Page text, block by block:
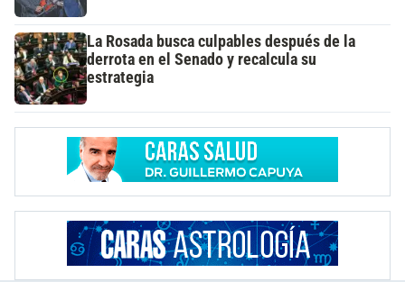
La Rosada busca culpables después de la
derrota en el Senado y recalcula su
estrategia